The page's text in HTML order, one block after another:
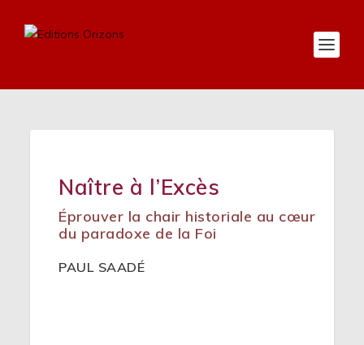
Naître à l’Excès
Éprouver la chair historiale au cœur
du paradoxe de la Foi
PAUL SAADÉ